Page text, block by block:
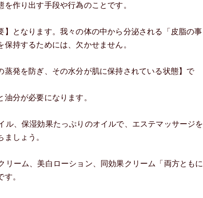
作り出す手段や行為のことです。
となります。我々の体の中から分泌される「皮脂の事
持するためには、欠かせません。
発を防ぎ、その水分が肌に保持されている状態】で
分が必要になります。
ル、保湿効果たっぷりのオイルで、エステマッサージを
しょう。
リーム、美白ローション、同効果クリーム「両方ともに
。